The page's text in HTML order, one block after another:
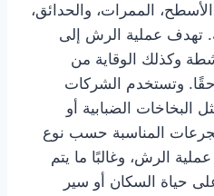
الممرات، والحدائق،
تهدف عملية الرش إلى
وكذلك الوقاية من
وتستخدم الشركات
البخاخات الضبابية أو
المناسبة حسب نوع
الرش، وغالبًا ما يتم
حياة السكان أو سير